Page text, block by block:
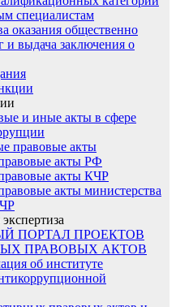
специалистам
оказания общественно
и выдача заключения о
и иные акты в сфере
правовые акты
акты РФ
акты КЧР
акты министерства
ПОРТАЛ ПРОЕКТОВ
ПРАВОВЫХ АКТОВ
об институте